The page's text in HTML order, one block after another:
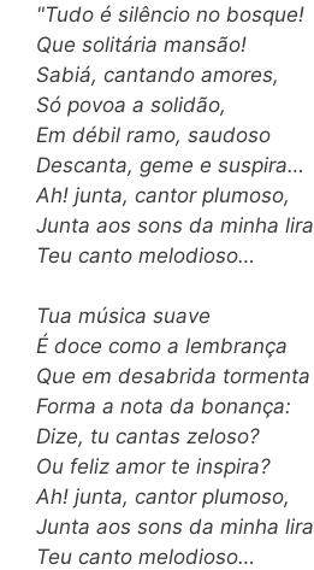
"Tudo é silêncio no bosque!
Que solitária mansão!
Sabiá, cantando amores,
Só povoa a solidão,
Em débil ramo, saudoso
Descanta, geme e suspira…
Ah! junta, cantor plumoso,
Junta aos sons da minha lira
Teu canto melodioso…
Tua música suave
É doce como a lembrança
Que em desabrida tormenta
Forma a nota da bonança:
Dize, tu cantas zeloso?
Ou feliz amor te inspira?
Ah! junta, cantor plumoso,
Junta aos sons da minha lira
Teu canto melodioso…